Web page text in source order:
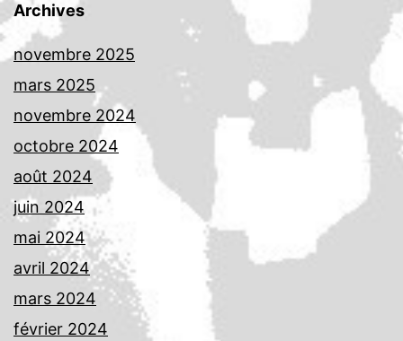
Archives
novembre 2025
mars 2025
novembre 2024
octobre 2024
août 2024
juin 2024
mai 2024
avril 2024
mars 2024
février 2024